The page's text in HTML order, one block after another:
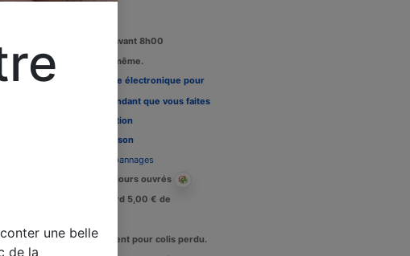
Commandez avant 8h00
Expédition le jour même.
Louez une carte électronique pour
votre télévision pendant que vous faites
option
Délais de livraison
Assistance dépannages
Livraison : 2-3 jours ouvrés
Crédit de retard 5,00 € de
Remboursement pour colis perdu.
une belle
de la